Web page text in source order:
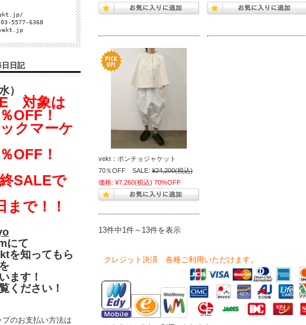
vekt：ポンチョジャケット
70％OFF SALE: ¥24,200(税込)
価格: ¥7,260(税込) 70%OFF
13件中1件～13件を表示
クレジット決済 各種ご利用いただけます。
5577-6368
日記
）
対象は
OFF！
クマーケ
OFF！
SALEで
まで！！
にて
を知ってもら
ます！
ください！
プのお支払い方法は